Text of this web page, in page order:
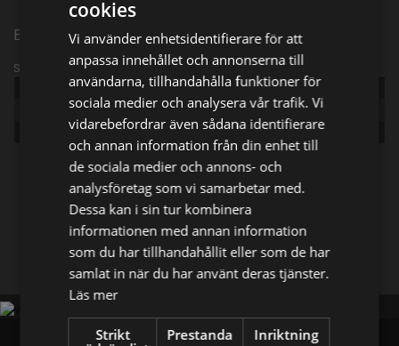
Episode 1
Sändningsinformation
Publicerad: 2020
The Monster Among Us
Dokumentär
Facebook X E-postadress
cookies
Vi använder enhetsidentifierare för att
anpassa innehållet och annonserna till
användarna, tillhandahålla funktioner för
sociala medier och analysera vår trafik. Vi
vidarebefordrar även sådana identifierare
och annan information från din enhet till
de sociala medier och annons- och
analysföretag som vi samarbetar med.
Dessa kan i sin tur kombinera
informationen med annan information
som du har tillhandahållit eller som de har
samlat in när du har använt deras tjänster.
Läs mer
Strikt
Prestanda Inriktning